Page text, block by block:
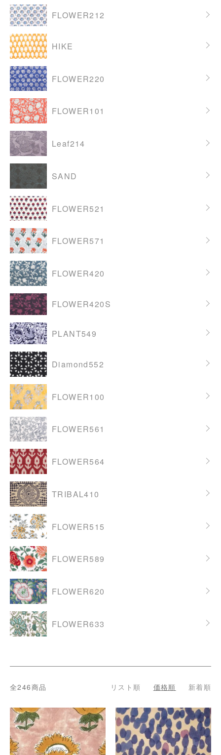
FLOWER212
HIKE
FLOWER220
FLOWER101
Leaf214
SAND
FLOWER521
FLOWER571
FLOWER420
FLOWER420S
PLANT549
Diamond552
FLOWER100
FLOWER561
FLOWER564
TRIBAL410
FLOWER515
FLOWER589
FLOWER620
FLOWER633
全246商品 リスト順 価格順 新着順